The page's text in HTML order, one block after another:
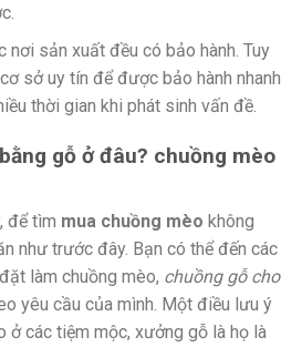
nơi sản xuất đều có bảo hành. Tuy
sở uy tín để được bảo hành nhanh
thời gian khi phát sinh vấn đề.
gỗ ở đâu? chuồng mèo
để tìm mua chuồng mèo không
như trước đây. Bạn có thể đến các
làm chuồng mèo, chuồng gỗ cho
yêu cầu của mình. Một điều lưu ý
ở các tiệm mộc, xưởng gỗ là họ là